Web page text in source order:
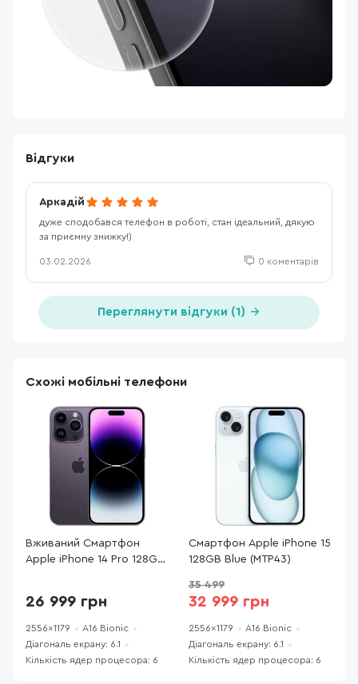
Відгуки
Аркадій
дуже сподобався телефон в роботі, стан ідеальний, дякую
за приємну знижку!)
03.02.2026 0 коментарів
Переглянути відгуки (1)
Схожі мобільні телефони
Вживаний Смартфон
Apple iPhone 14 Pro 128GB
стан
26 999 грн
2556x1179
A16 Bionic
Діагональ екрану: 6.1
Кількість ядер процесора: 6
Смартфон Apple iPhone 15
128GB Blue (MTP43)
35 499
32 999 грн
2556x1179
A16 Bionic
Діагональ екрану: 6.1
Кількість ядер процесора: 6